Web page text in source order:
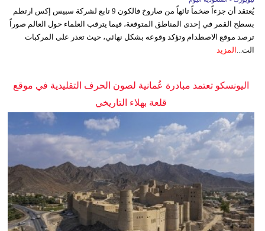
يُعتقد أن جزءاً ضخماً تائهاً من صاروخ فالكون 9 تابع لشركة سبيس إكس ارتطم
بسطح القمر في إحدى المناطق المتوقعة، فيما يترقب العلماء حول العالم صوراً
ترصد موقع الاصطدام وتؤكد وقوعه بشكل نهائي، حيث تعذر على المركبات
الت... المزيد
اليونسكو تعتمد مبادرة عُمانية لصون الحرف التقليدية في موقع
قلعة بهلاء التاريخي